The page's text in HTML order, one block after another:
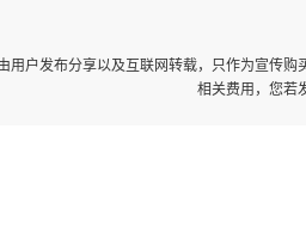
用户发布分享以及互联网转载，只作为宣传
相关费用，您若